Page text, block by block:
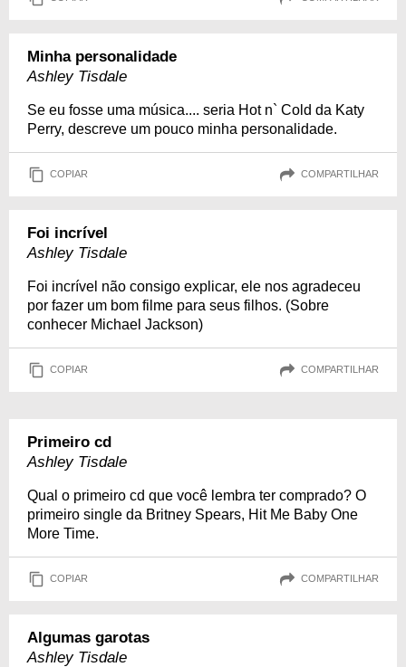
Minha personalidade
Ashley Tisdale
Se eu fosse uma música.... seria Hot n` Cold da Katy
Perry, descreve um pouco minha personalidade.
COPIAR COMPARTILHAR
Foi incrível
Ashley Tisdale
Foi incrível não consigo explicar, ele nos agradeceu
por fazer um bom filme para seus filhos. (Sobre
conhecer Michael Jackson)
COPIAR COMPARTILHAR
Primeiro cd
Ashley Tisdale
Qual o primeiro cd que você lembra ter comprado? O
primeiro single da Britney Spears, Hit Me Baby One
More Time.
COPIAR COMPARTILHAR
Algumas garotas
Ashley Tisdale